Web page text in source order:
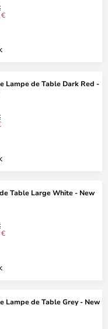
Lampe de Table Dark Red -
Table Large White - New
Lampe de Table Grey - New